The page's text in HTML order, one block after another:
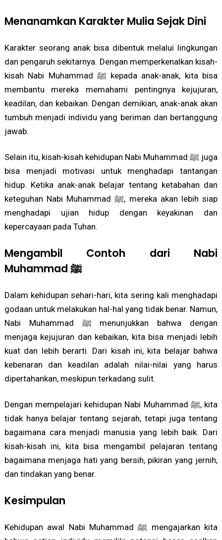
Menanamkan Karakter Mulia Sejak Dini
Karakter seorang anak bisa dibentuk melalui lingkungan
dan pengaruh sekitarnya. Dengan memperkenalkan kisah-
kisah Nabi Muhammad ﷺ kepada anak-anak, kita bisa
membantu mereka memahami pentingnya kejujuran,
keadilan, dan kebaikan. Dengan demikian, anak-anak akan
tumbuh menjadi individu yang beriman dan bertanggung
jawab.
Selain itu, kisah-kisah kehidupan Nabi Muhammad ﷺ juga
bisa menjadi motivasi untuk menghadapi tantangan
hidup. Ketika anak-anak belajar tentang ketabahan dan
keteguhan Nabi Muhammad ﷺ, mereka akan lebih siap
menghadapi ujian hidup dengan keyakinan dan
kepercayaan pada Tuhan.
Mengambil Contoh dari Nabi
Muhammad ﷺ
Dalam kehidupan sehari-hari, kita sering kali menghadapi
godaan untuk melakukan hal-hal yang tidak benar. Namun,
Nabi Muhammad ﷺ menunjukkan bahwa dengan
menjaga kejujuran dan kebaikan, kita bisa menjadi lebih
kuat dan lebih berarti. Dari kisah ini, kita belajar bahwa
kebenaran dan keadilan adalah nilai-nilai yang harus
dipertahankan, meskipun terkadang sulit.
Dengan mempelajari kehidupan Nabi Muhammad ﷺ, kita
tidak hanya belajar tentang sejarah, tetapi juga tentang
bagaimana cara menjadi manusia yang lebih baik. Dari
kisah-kisah ini, kita bisa mengambil pelajaran tentang
bagaimana menjaga hati yang bersih, pikiran yang jernih,
dan tindakan yang benar.
Kesimpulan
Kehidupan awal Nabi Muhammad ﷺ mengajarkan kita